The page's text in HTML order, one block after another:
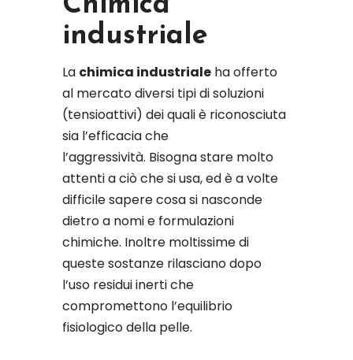
industriale
La chimica industriale ha offerto
al mercato diversi tipi di soluzioni
(tensioattivi) dei quali è riconosciuta
sia l’efficacia che
l’aggressività. Bisogna stare molto
attenti a ciò che si usa, ed è a volte
difficile sapere cosa si nasconde
dietro a nomi e formulazioni
chimiche. Inoltre moltissime di
queste sostanze rilasciano dopo
l’uso residui inerti che
compromettono l’equilibrio
fisiologico della pelle.